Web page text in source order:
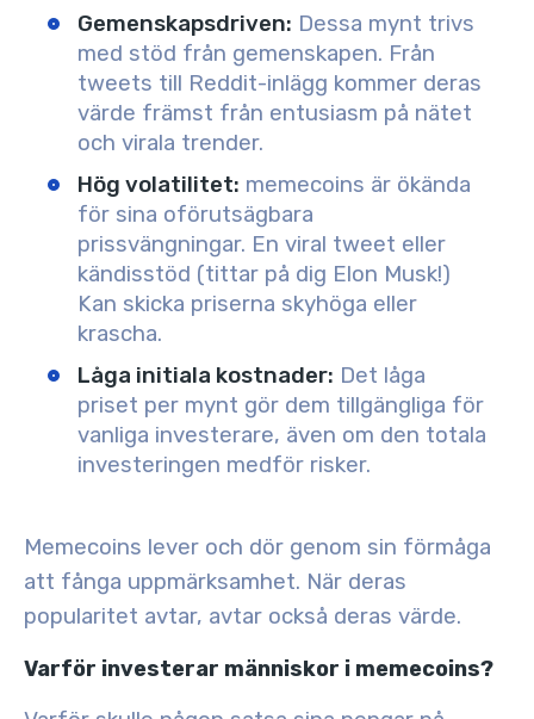
Gemenskapsdriven: Dessa mynt trivs
med stöd från gemenskapen. Från
tweets till Reddit-inlägg kommer deras
värde främst från entusiasm på nätet
och virala trender.
Hög volatilitet: memecoins är ökända
för sina oförutsägbara
prissvängningar. En viral tweet eller
kändisstöd (tittar på dig Elon Musk!)
Kan skicka priserna skyhöga eller
krascha.
Låga initiala kostnader: Det låga
priset per mynt gör dem tillgängliga för
vanliga investerare, även om den totala
investeringen medför risker.
Memecoins lever och dör genom sin förmåga
att fånga uppmärksamhet. När deras
popularitet avtar, avtar också deras värde.
Varför investerar människor i memecoins?